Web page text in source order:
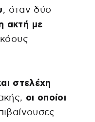
, όταν δύο
ακτή με
στελέχη
οι οποίοι